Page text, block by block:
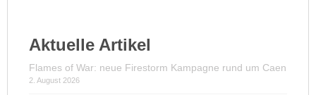
Aktuelle Artikel
Flames of War: neue Firestorm Kampagne rund um Caen
2. August 2026